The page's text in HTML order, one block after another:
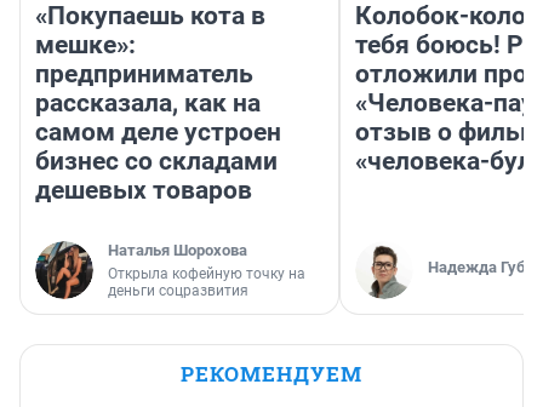
«Покупаешь кота в
мешке»:
предприниматель
рассказала, как на
самом деле устроен
бизнес со складами
дешевых товаров
Наталья Шорохова
Открыла кофейную точку на
деньги соцразвития
Колобок-
тебя боюсь!
отложили
«Человека-
отзыв о
«человека-
Надежда
РЕКОМЕНДУЕМ